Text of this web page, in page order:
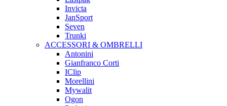
Invicta
JanSport
Seven
Trunki
ACCESSORI & OMBRELLI
Antonini
Gianfranco Corti
IClip
Morellini
Mywalit
Ogon